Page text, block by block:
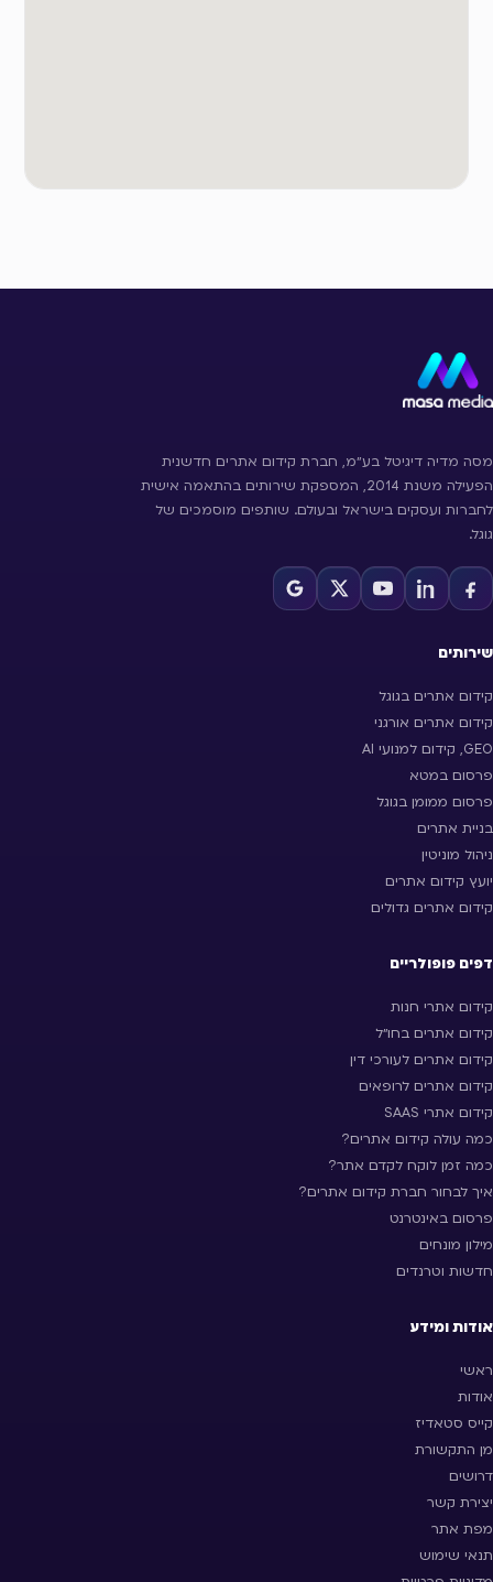
מסה מדיה דיגיטל בע״מ, חברת קידום אתרים חדשנית
הפעילה משנת 2014, המספקת שירותים בהתאמה אישית
לחברות ועסקים בישראל ובעולם. שותפים מוסמכים של
גוגל.
שירותים
קידום אתרים בגוגל
קידום אתרים אורגני
GEO, קידום למנועי AI
פרסום במטא
פרסום ממומן בגוגל
בניית אתרים
ניהול מוניטין
יועץ קידום אתרים
קידום אתרים גדולים
דפים פופולריים
קידום אתרי חנות
קידום אתרים בחו״ל
קידום אתרים לעורכי דין
קידום אתרים לרופאים
קידום אתרי SAAS
כמה עולה קידום אתרים?
כמה זמן לוקח לקדם אתר?
איך לבחור חברת קידום אתרים?
פרסום באינטרנט
מילון מונחים
חדשות וטרנדים
אודות ומידע
ראשי
אודות
קייס סטאדיז
מן התקשורת
דרושים
יצירת קשר
מפת אתר
תנאי שימוש